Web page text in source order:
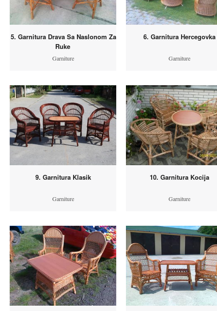
5. Garnitura Drava Sa Naslonom Za
Ruke
Garniture
6. Garnitura Hercegovka
Garniture
9. Garnitura Klasik
Garniture
10. Garnitura Kocija
Garniture